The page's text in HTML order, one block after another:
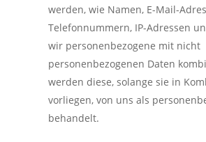
werden, wie Namen, E-Mail-
Telefonnummern, IP-Adressen
wir personenbezogene mit nicht
personenbezogenen Daten
werden diese, solange sie in
vorliegen, von uns als
behandelt.